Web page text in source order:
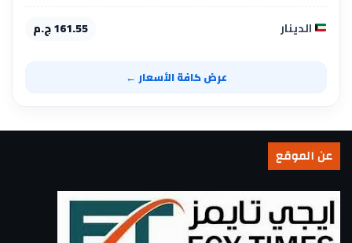
الدينار 161.55 ج.م
عرض كافة الأسعار ←
عن الموقع